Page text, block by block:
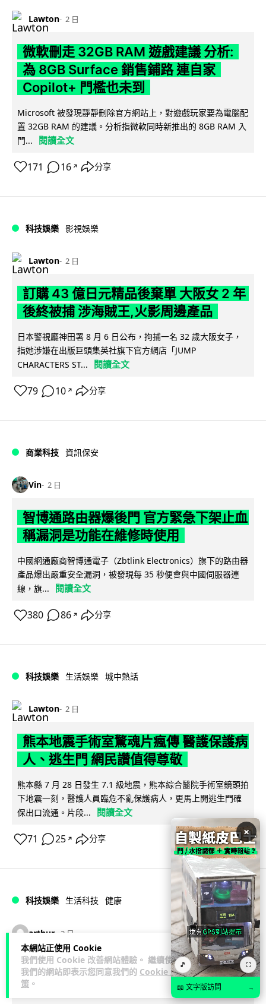
本網站正使用 Cookie
我們使用 Cookie 改善網站體驗。 繼續使用
我們的網站即表示您同意我們的 Cookie 政
策 。
Lawton 2 日
微軟刪走 32GB RAM 遊戲建議 分析:
為 8GB Surface 銷售鋪路 連自家
Copilot+ 門檻也未到
Microsoft 被發現靜靜刪除官方網站上，對遊戲玩家要為電腦配
置 32GB RAM 的建議。分析指微軟同時新推出的 8GB RAM 入
門...
閱讀全文
171 16 ↗ 分享
科技娛樂 影視娛樂
Lawton 2 日
訂購 43 億日元精品後棄單 大阪女 2 年
後終被捕 涉海賊王,火影周邊產品
日本警視廳神田署 8 月 6 日公布，拘捕一名 32 歲大阪女子，
指她涉嫌在出版巨頭集英社旗下官方網店「JUMP
CHARACTERS ST...
閱讀全文
79 10 ↗ 分享
商業科技 資訊保安
Vin 2 日
智博通路由器爆後門 官方緊急下架止血
稱漏洞是功能在維修時使用
中國網通廠商智博通電子（Zbtlink Electronics）旗下的路由器
產品爆出嚴重安全漏洞，被發現每 35 秒便會與中國伺服器連
線，旗...
閱讀全文
380 86 ↗ 分享
科技娛樂 生活娛樂 城中熱話
Lawton 2 日
熊本地震手術室驚魂片瘋傳 醫護保護病
人、逃生門 網民讚值得尊敬
熊本縣 7 月 28 日發生 7.1 級地震，熊本綜合醫院手術室鏡頭拍
下地震一刻，醫護人員臨危不亂保護病人，更馬上開逃生門確
保出口流通。片段...
閱讀全文
71 25 ↗ 分享
科技娛樂 生活科技 健康
arthur 2 日
AirPods 用家注意聽力響紅燈 醫學界籲
耳機用戶謹守「60-60」鐵律
×
🎵 ⛶
📖 文字版訪問 →